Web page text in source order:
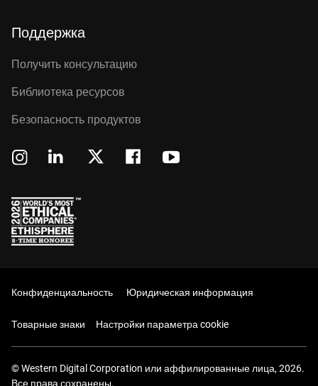
Поддержка
Получить консультацию
Библиотека ресурсов
Безопасность продуктов
Конфиденциальность Юридическая информация
Товарные знаки Настройки параметра cookie
© Western Digital Corporation или аффилированные лица, 2026.
Все права сохранены.